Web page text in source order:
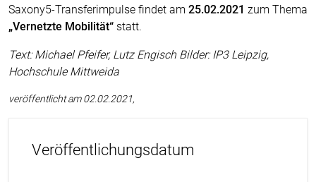
Saxony5-Transferimpulse findet am 25.02.2021 zum Thema
„Vernetzte Mobilität“ statt.
Text: Michael Pfeifer, Lutz Engisch Bilder: IP3 Leipzig,
Hochschule Mittweida
veröffentlicht am 02.02.2021,
Veröffentlichungsdatum